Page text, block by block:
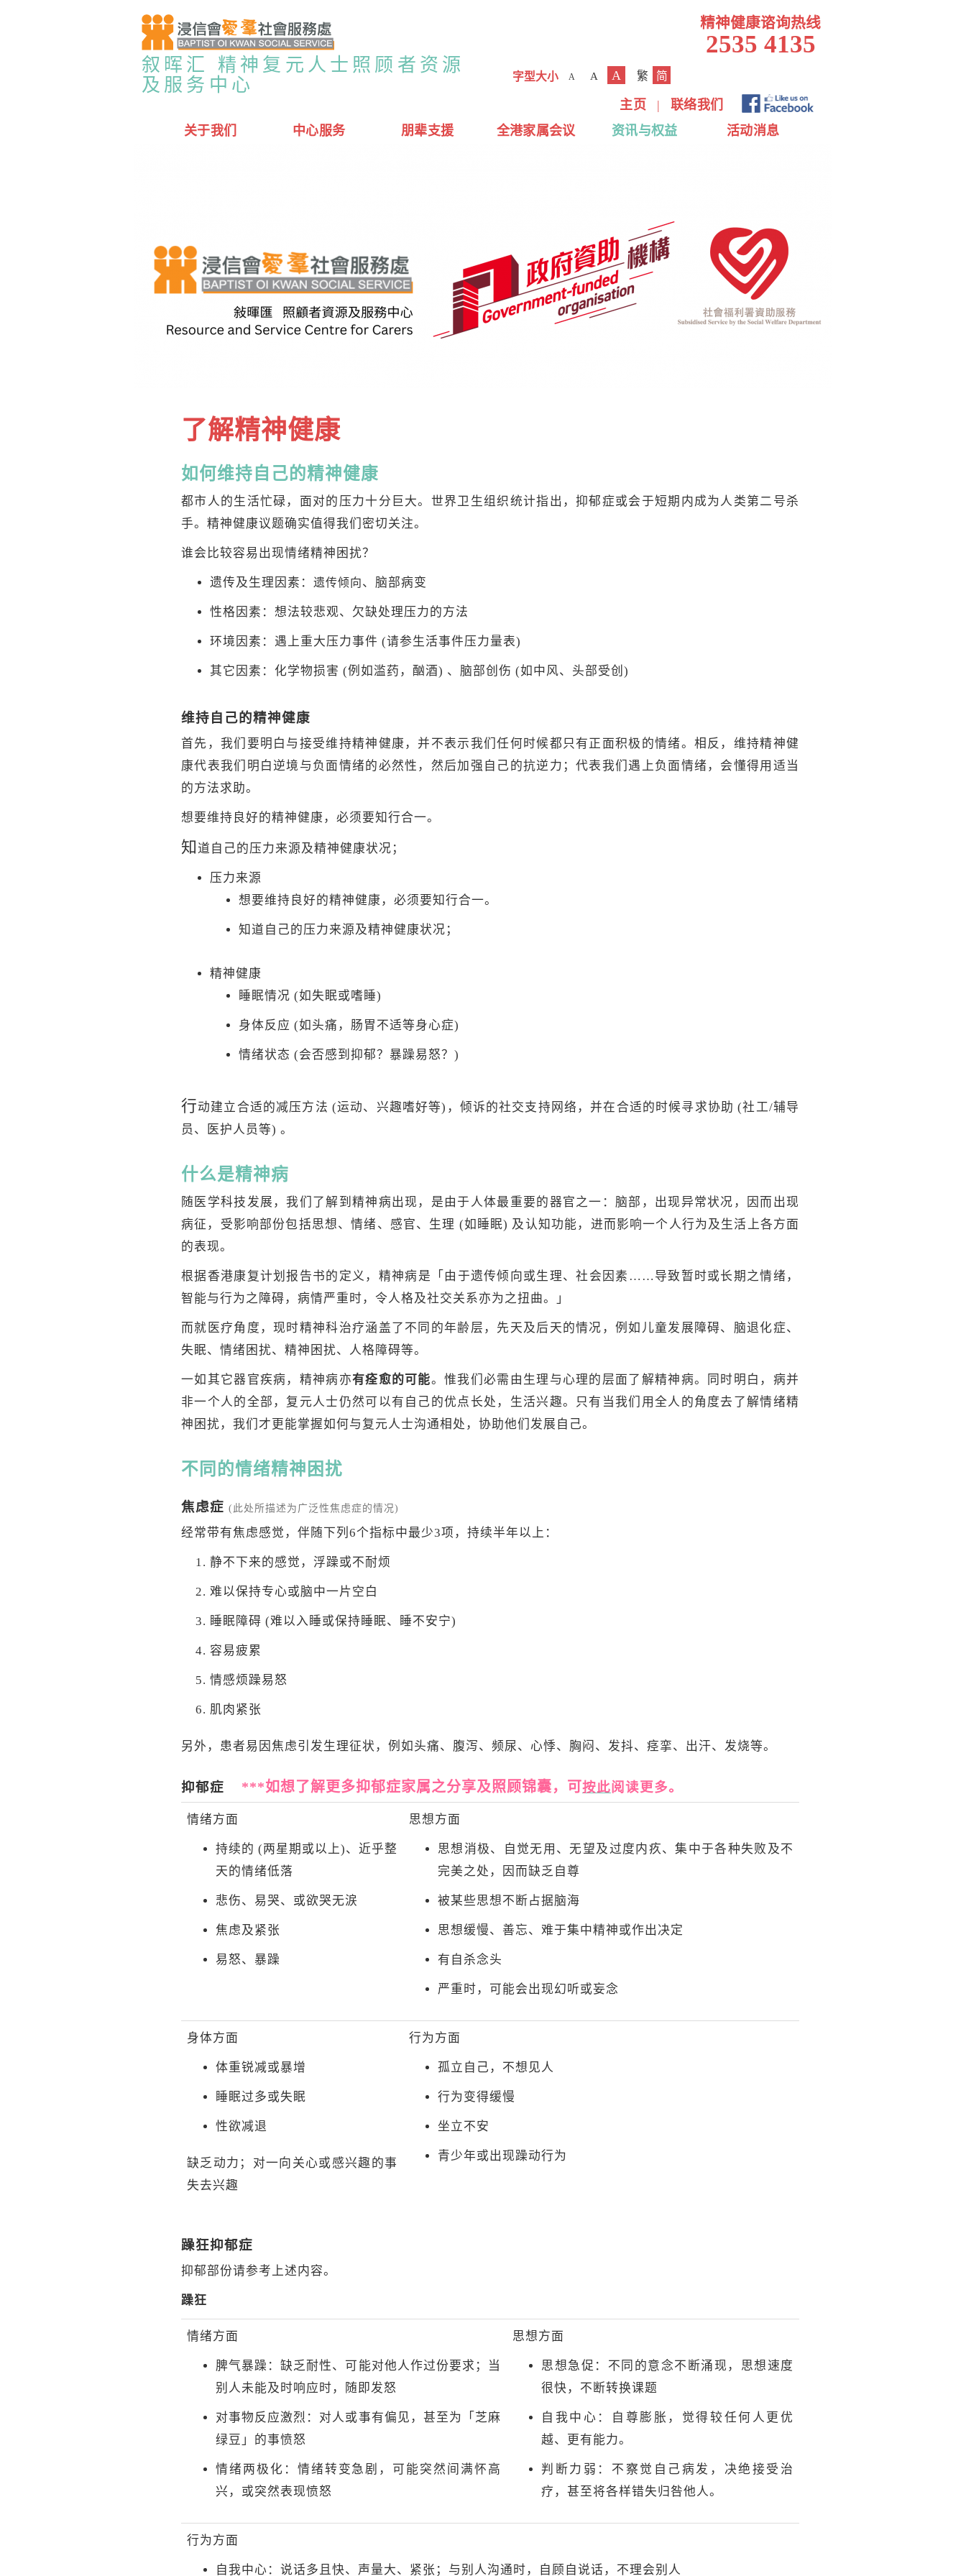
叙晖汇 精神复元人士照顾者资源
及服务中心
精神健康谘询热线
2535 4135
字型大小 A A A 繁 简
主页 |
联络我们
关于我们
中心服务 朋辈支援 全港家属会议 资讯与权益 活动消息
了解精神健康
如何维持自己的精神健康
都市人的生活忙碌，面对的压力十分巨大。世界卫生组织统计指出，抑郁症或会于短期内成为人类第二号杀
手。精神健康议题确实值得我们密切关注。
谁会比较容易出现情绪精神困扰？
遗传及生理因素： 遗传倾向、脑部病变
性格因素：想法较悲观、欠缺处理压力的方法
环境因素：遇上重大压力事件 (请参生活事件压力量表)
其它因素：化学物损害 (例如滥药，酗酒) 、脑部创伤 (如中风、头部受创)
维持自己的精神健康
首先，我们要明白与接受维持精神健康，并不表示我们任何时候都只有正面积极的情绪。相反，维持精神健
康代表我们明白逆境与负面情绪的必然性，然后加强自己的抗逆力；代表我们遇上负面情绪，会懂得用适当
的方法求助。
想要维持良好的精神健康，必须要知行合一。
知道自己的压力来源及精神健康状况；
压力来源
想要维持良好的精神健康，必须要知行合一。
知道自己的压力来源及精神健康状况；
精神健康
睡眠情况 (如失眠或嗜睡)
身体反应 (如头痛，肠胃不适等身心症)
情绪状态 (会否感到抑郁？暴躁易怒？)
行动建立合适的减压方法 (运动、兴趣嗜好等)，倾诉的社交支持网络，并在合适的时候寻求协助 (社工/辅导
员、医护人员等) 。
什么是精神病
随医学科技发展，我们了解到精神病出现，是由于人体最重要的器官之一：脑部，出现异常状况，因而出现
病征，受影响部份包括思想、情绪、感官、生理 (如睡眠) 及认知功能，进而影响一个人行为及生活上各方面
的表现。
根据香港康复计划报告书的定义，精神病是「由于遗传倾向或生理、社会因素……导致暂时或长期之情绪，
智能与行为之障碍，病情严重时，令人格及社交关系亦为之扭曲。」
而就医疗角度，现时精神科治疗涵盖了不同的年齢层，先天及后天的情况，例如儿童发展障碍、脑退化症、
失眠、情绪困扰、精神困扰、人格障碍等。
一如其它器官疾病，精神病亦有痊愈的可能。惟我们必需由生理与心理的层面了解精神病。同时明白，病并
非一个人的全部，复元人士仍然可以有自己的优点长处，生活兴趣。只有当我们用全人的角度去了解情绪精
神困扰，我们才更能掌握如何与复元人士沟通相处，协助他们发展自己。
不同的情绪精神困扰
焦虑症 (此处所描述为广泛性焦虑症的情况)
经常带有焦虑感觉，伴随下列6个指标中最少3项，持续半年以上：
静不下来的感觉，浮躁或不耐烦
难以保持专心或脑中一片空白
睡眠障碍 (难以入睡或保持睡眠、睡不安宁)
容易疲累
情感烦躁易怒
肌肉紧张
另外，患者易因焦虑引发生理征状，例如头痛、腹泻、频尿、心悸、胸闷、发抖、痉挛、出汗、发烧等。
抑郁症 ***如想了解更多抑郁症家属之分享及照顾锦囊，可按此阅读更多。
情绪方面
持续的 (两星期或以上)、近乎整
天的情绪低落
悲伤、易哭、或欲哭无涙
焦虑及紧张
易怒、暴躁
思想方面
思想消极、自觉无用、无望及过度内疚、集中于各种失败及不
完美之处，因而缺乏自尊
被某些思想不断占据脑海
思想缓慢、善忘、难于集中精神或作出决定
有自杀念头
严重时，可能会出现幻听或妄念
身体方面
体重锐减或暴增
睡眠过多或失眠
性欲减退
缺乏动力；对一向关心或感兴趣的事
失去兴趣
行为方面
孤立自己，不想见人
行为变得缓慢
坐立不安
青少年或出现躁动行为
躁狂抑郁症
抑郁部份请参考上述内容。
躁狂
情绪方面
脾气暴躁：缺乏耐性、可能对他人作过份要求；当
别人未能及时响应时，随即发怒
对事物反应激烈：对人或事有偏见，甚至为「芝麻
绿豆」的事愤怒
情绪两极化：情绪转变急剧，可能突然间满怀高
兴，或突然表现愤怒
思想方面
思想急促：不同的意念不断涌现，思想速度
很快，不断转换课题
自我中心：自尊膨胀，觉得较任何人更优
越、更有能力。
判断力弱：不察觉自己病发，决绝接受治
疗，甚至将各样错失归咎他人。
行为方面
自我中心：说话多且快、声量大、紧张；与别人沟通时，自顾自说话，不理会别人